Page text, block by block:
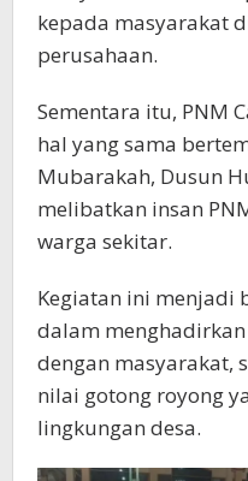
kepada masyarakat
perusahaan.
Sementara itu, PNM
hal yang sama
Mubarakah, Dusun
melibatkan insan
warga sekitar.
Kegiatan ini menjadi
dalam
dengan masyarakat,
nilai gotong royong
lingkungan desa.